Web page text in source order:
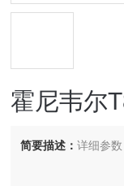
霍尼韦尔
简要描述：详细参